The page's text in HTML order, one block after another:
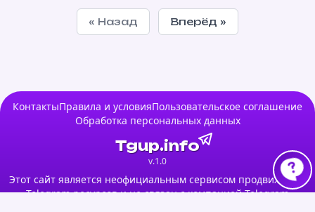
« Назад Вперёд »
КонтактыПравила и условияПользовательское соглашение
Обработка персональных данных
Tgup.info
v.1.0
Этот сайт является неофициальным сервисом продвижения
Telegram ресурсов и не связан с компанией Telegram